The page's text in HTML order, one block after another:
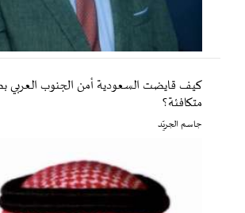
كيف قايضت السعودية أمن الجنوب العربي
متكافئة؟
جاسم الجريّد